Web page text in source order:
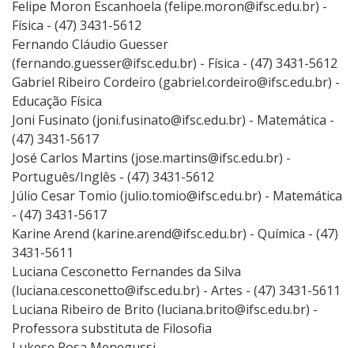
Felipe Moron Escanhoela (felipe.moron@ifsc.edu.br) -
Física - (47) 3431-5612
Fernando Cláudio Guesser
(fernando.guesser@ifsc.edu.br) - Física - (47) 3431-5612
Gabriel Ribeiro Cordeiro (gabriel.cordeiro@ifsc.edu.br) -
Educação Física
Joni Fusinato (joni.fusinato@ifsc.edu.br) - Matemática -
(47) 3431-5617
José Carlos Martins (jose.martins@ifsc.edu.br) -
Português/Inglês - (47) 3431-5612
Júlio Cesar Tomio (julio.tomio@ifsc.edu.br) - Matemática
- (47) 3431-5617
Karine Arend (karine.arend@ifsc.edu.br) - Química - (47)
3431-5611
Luciana Cesconetto Fernandes da Silva
(luciana.cesconetto@ifsc.edu.br) - Artes - (47) 3431-5611
Luciana Ribeiro de Brito (luciana.brito@ifsc.edu.br) -
Professora substituta de Filosofia